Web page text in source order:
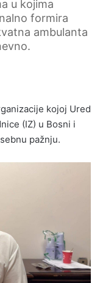
u kojima
formira
ambulanta
kojoj Ured
(IZ) u Bosni i
pažnju.